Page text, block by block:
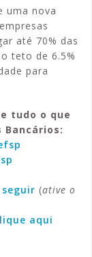
uma nova
até 70% das
teto de 6.5%
para
tudo o que
Bancários:
(ative o
aqui